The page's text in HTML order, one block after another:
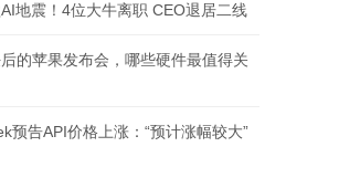
地震！4位大牛离职 CEO退居二线
的苹果发布会，哪些硬件最值得关
预告API价格上涨：“预计涨幅较大”